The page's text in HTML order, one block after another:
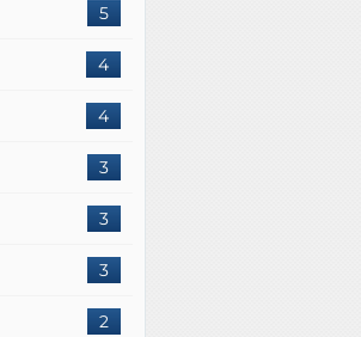
5
4
4
3
3
3
2